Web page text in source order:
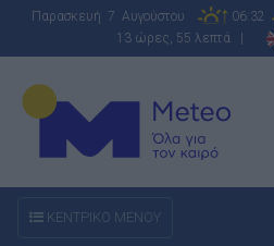
Παρασκευή 7 Αυγούστου 06:32
13 ώρες, 55 λεπτά |
ΚΕΝΤΡΙΚΟ ΜΕΝΟΥ